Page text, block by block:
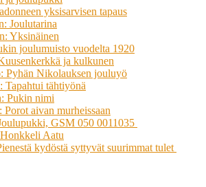
yksisarvisen tapaus
Joulutarina
Yksinäinen
joulumuisto vuodelta 1920
ja kulkunen
Pyhän Nikolauksen jouluyö
Tapahtui tähtiyönä
Pukin nimi
Porot aivan murheissaan
GSM 050 0011035
Aatu
kydöstä syttyvät suurimmat tulet